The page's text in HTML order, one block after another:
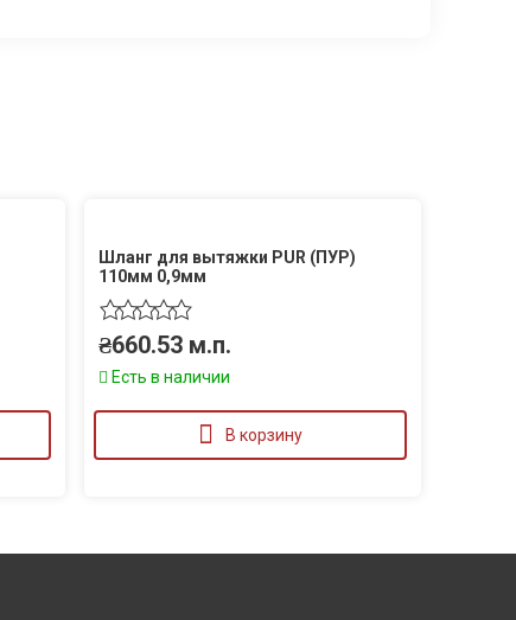
Шланг для вытяжки PUR (ПУР)
110мм 0,9мм
₴660.53 м.п.
Есть в наличии
В корзину